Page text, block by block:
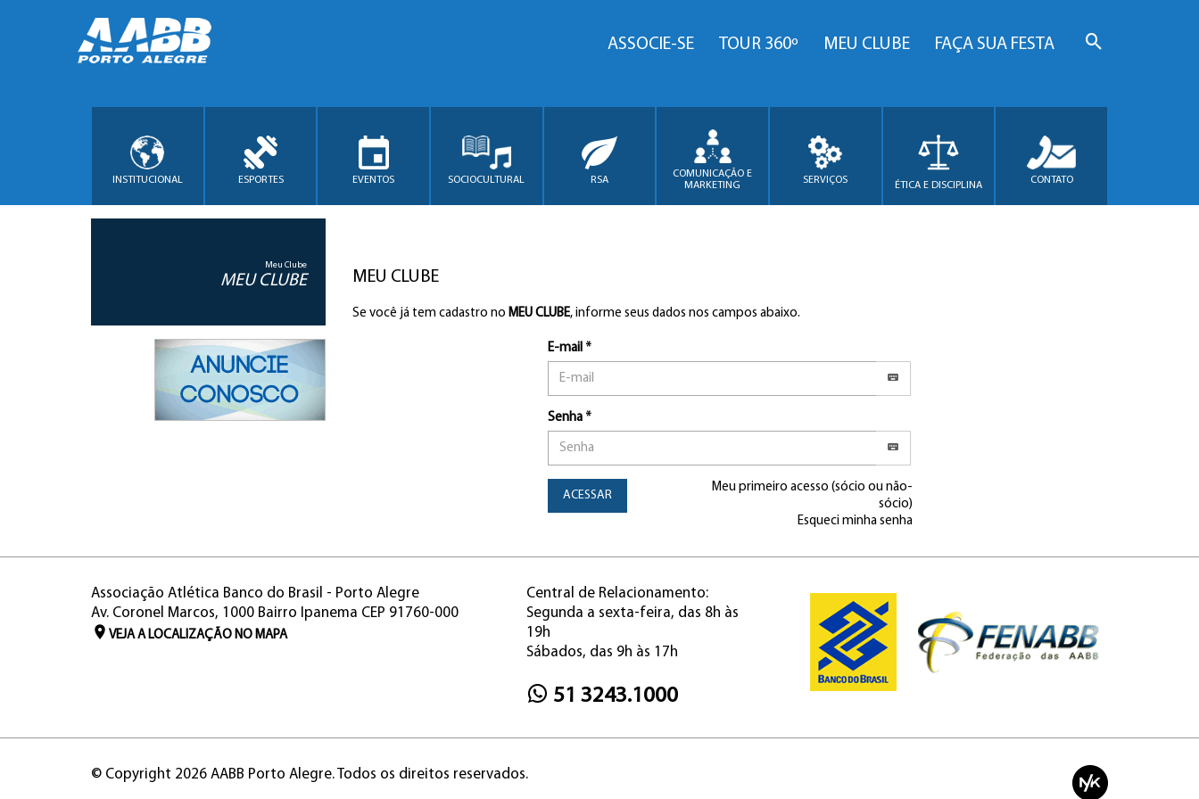
ASSOCIE-SE TOUR 360º MEU CLUBE FAÇA SUA FESTA
INSTITUCIONAL ESPORTES EVENTOS SOCIOCULTURAL RSA
COMUNICAÇÃO E
MARKETING
SERVIÇOS ÉTICA E DISCIPLINA CONTATO
Meu Clube
MEU CLUBE MEU CLUBE
Se você já tem cadastro no MEU CLUBE, informe seus dados nos campos abaixo.
E-mail *
Senha *
ACESSAR
Meu primeiro acesso (sócio ou não-
sócio)
Esqueci minha senha
Associação Atlética Banco do Brasil - Porto Alegre
Av. Coronel Marcos, 1000 Bairro Ipanema CEP 91760-000
VEJA A LOCALIZAÇÃO NO MAPA
Central de Relacionamento:
Segunda a sexta-feira, das 8h às
19h
Sábados, das 9h às 17h
51 3243.1000
© Copyright 2026 AABB Porto Alegre. Todos os direitos reservados.